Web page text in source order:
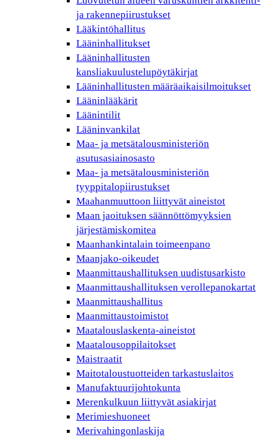
ja rakennepiirustukset
Lääkintöhallitus
Lääninhallitukset
Lääninhallitusten
kansliakuulustelupöytäkirjat
Lääninhallitusten määräaikaisilmoitukset
Lääninlääkärit
Läänintilit
Lääninvankilat
Maa- ja metsätalousministeriön
asutusasiainosasto
Maa- ja metsätalousministeriön
tyyppitalopiirustukset
Maahanmuuttoon liittyvät aineistot
Maan jaoituksen säännöttömyyksien
järjestämiskomitea
Maanhankintalain toimeenpano
Maanjako-oikeudet
Maanmittaushallituksen uudistusarkisto
Maanmittaushallituksen verollepanokartat
Maanmittaushallitus
Maanmittaustoimistot
Maatalouslaskenta-aineistot
Maatalousoppilaitokset
Maistraatit
Maitotaloustuotteiden tarkastuslaitos
Manufaktuurijohtokunta
Merenkulkuun liittyvät asiakirjat
Merimieshuoneet
Merivahingonlaskija